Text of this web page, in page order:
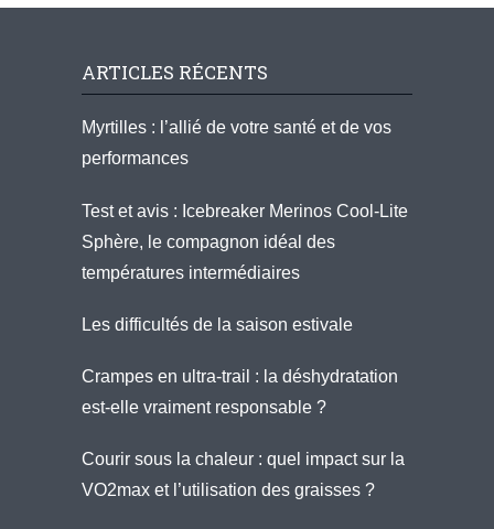
ARTICLES RÉCENTS
Myrtilles : l’allié de votre santé et de vos
performances
Test et avis : Icebreaker Merinos Cool-Lite
Sphère, le compagnon idéal des
températures intermédiaires
Les difficultés de la saison estivale
Crampes en ultra-trail : la déshydratation
est-elle vraiment responsable ?
Courir sous la chaleur : quel impact sur la
VO2max et l’utilisation des graisses ?